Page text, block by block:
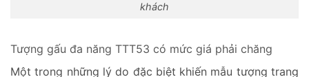
khách
Tượng gấu đa năng TTT53 có mức giá phải chăng
Một trong những lý do đặc biệt khiến mẫu tượng trang